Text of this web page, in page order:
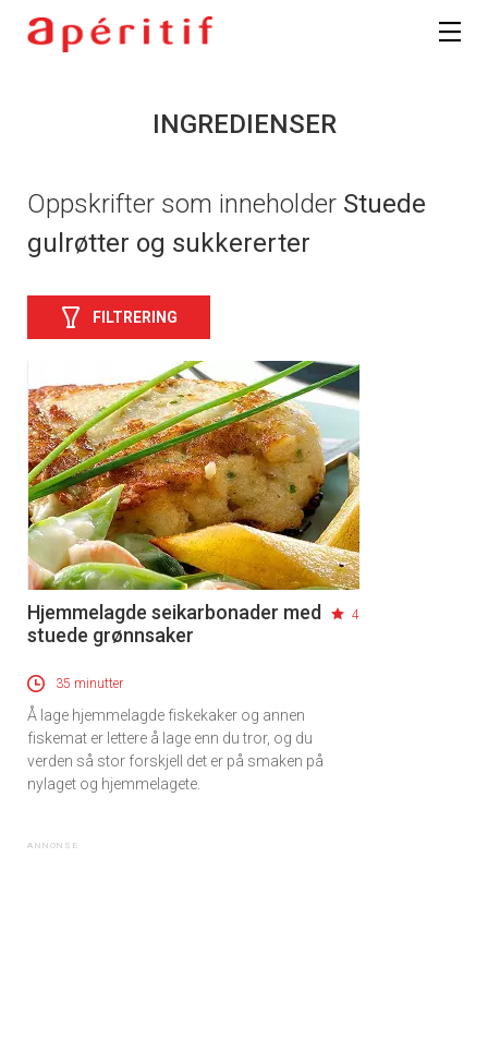
INGREDIENSER
Oppskrifter som inneholder Stuede
gulrøtter og sukkererter
FILTRERING
Hjemmelagde seikarbonader med
stuede grønnsaker
4
35 minutter
Å lage hjemmelagde fiskekaker og annen
fiskemat er lettere å lage enn du tror, og du
verden så stor forskjell det er på smaken på
nylaget og hjemmelagete.